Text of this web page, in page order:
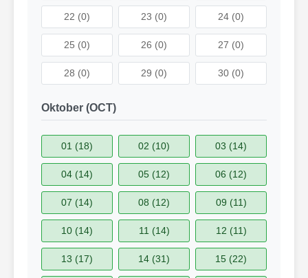
22 (0) 23 (0) 24 (0)
25 (0) 26 (0) 27 (0)
28 (0) 29 (0) 30 (0)
Oktober (OCT)
01 (18) 02 (10) 03 (14)
04 (14) 05 (12) 06 (12)
07 (14) 08 (12) 09 (11)
10 (14) 11 (14) 12 (11)
13 (17) 14 (31) 15 (22)